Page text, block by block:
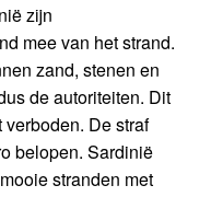
zijn
mee van het strand.
zand, stenen en
de autoriteiten. Dit
De straf
belopen. Sardinië
stranden met